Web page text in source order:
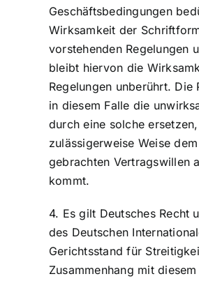
Geschäftsbedingungen
Wirksamkeit der
vorstehenden Regelungen
bleibt hiervon die
Regelungen unberührt. Die
in diesem Falle die
durch eine solche
zulässigerweise Weise
gebrachten Vertragswillen
kommt.
Es gilt Deutsches Recht
des Deutschen
Gerichtsstand für
Zusammenhang mit